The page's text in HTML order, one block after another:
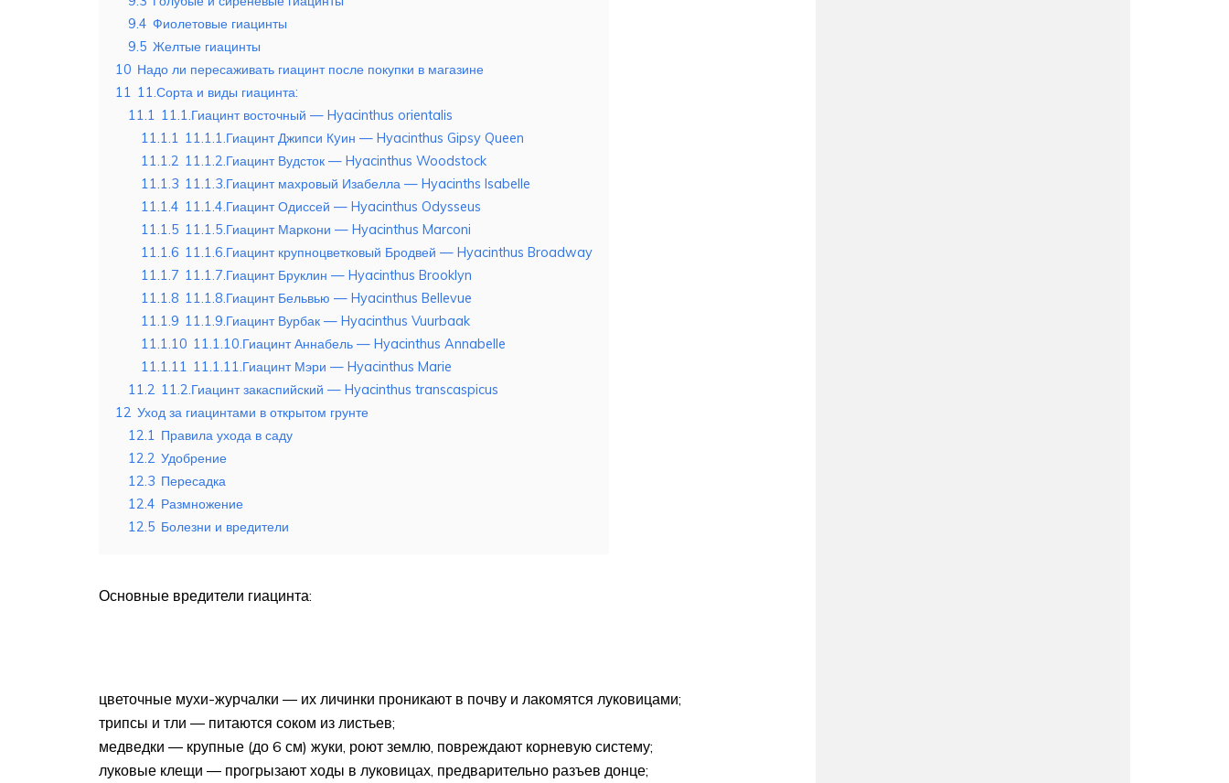
9.4 Фиолетовые гиацинты
9.5 Желтые гиацинты
10 Надо ли пересаживать гиацинт после покупки в магазине
11
11.Сорта и виды гиацинта:
11.1
11.1.Гиацинт восточный — Hyacinthus orientalis
11.1.1
11.1.1.Гиацинт Джипси Кyин — Hyacinthus Gipsy Queen
11.1.2 11.1.2.Гиацинт Вудсток — Hyacinthus Woodstock
11.1.3 11.1.3.Гиацинт махровый Изабелла — Hyacinths Isabelle
11.1.4 11.1.4.Гиацинт Одиссей — Hyacinthus Odysseus
11.1.5 11.1.5.Гиацинт Маркони — Hyacinthus Marconi
11.1.6 11.1.6.Гиацинт крупноцветковый Бродвей — Hyacinthus Broadway
11.1.7 11.1.7.Гиацинт Бруклин — Hyacinthus Brooklyn
11.1.8 11.1.8.Гиацинт Бельвью — Hyacinthus Bellevue
11.1.9 11.1.9.Гиацинт Вурбак — Hyacinthus Vuurbaak
11.1.10 11.1.10.Гиацинт Аннабель — Hyacinthus Annabelle
11.1.11
11.1.11.Гиацинт Мэри — Hyacinthus Marie
11.2 11.2.Гиацинт закаспийский — Hyacinthus transcaspicus
12 Уход за гиацинтами в открытом грунте
12.1
Правила ухода в саду
12.2 Удобрение
12.3 Пересадка
12.4 Размножение
12.5 Болезни и вредители
Основные вредители гиацинта:
цветочные мухи-журчалки ― их личинки проникают в почву и лакомятся луковицами;
трипсы и тли ― питаются соком из листьев;
медведки ― крупные (до 6 см) жуки, роют землю, повреждают корневую систему;
луковые клещи ― прогрызают ходы в луковицах, предварительно разъев донце;